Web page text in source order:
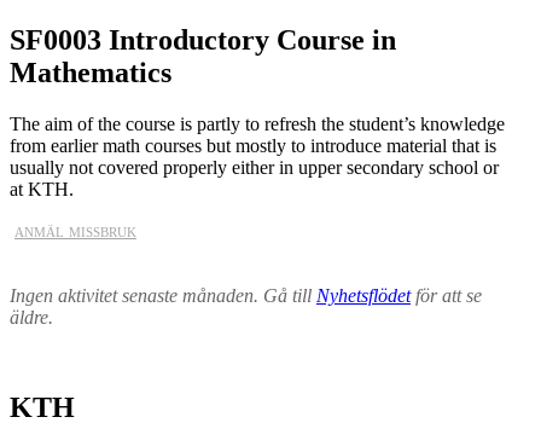
SF0003 Introductory Course in
Mathematics
The aim of the course is partly to refresh the student’s knowledge
from earlier math courses but mostly to introduce material that is
usually not covered properly either in upper secondary school or
at KTH.
anmäl missbruk
Ingen aktivitet senaste månaden. Gå till Nyhetsflödetför att se
äldre.
KTH